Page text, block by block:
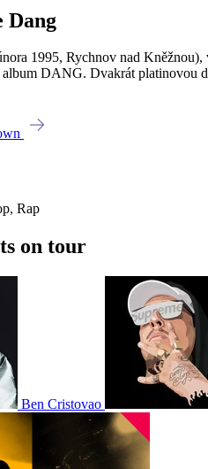
Dang
1995, Rychnov nad
album DANG. Dvakrát platinovou
Rap
on tour
Ben Cristovao